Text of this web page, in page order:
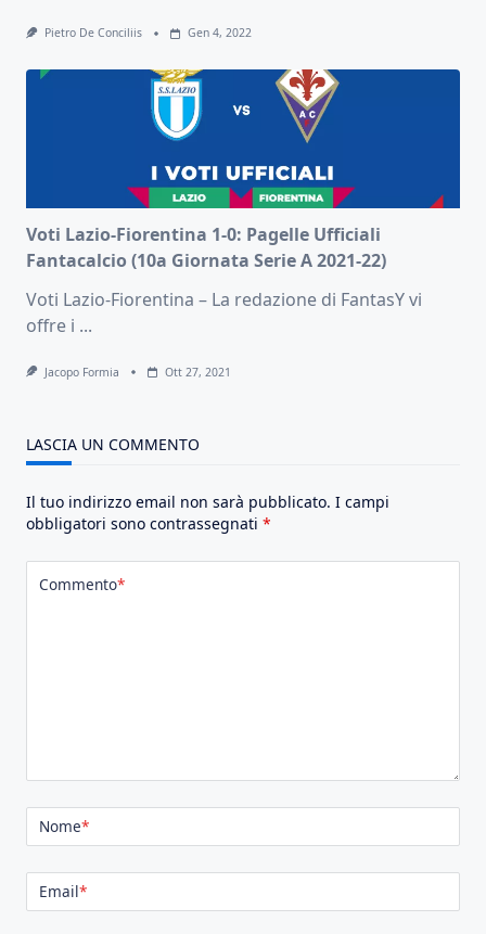
Pietro De Conciliis Gen 4, 2022
Voti Lazio-Fiorentina 1-0: Pagelle Ufficiali
Fantacalcio (10a Giornata Serie A 2021-22)
Voti Lazio-Fiorentina – La redazione di FantasY vi
offre i ...
Jacopo Formia Ott 27, 2021
LASCIA UN COMMENTO
Il tuo indirizzo email non sarà pubblicato. I campi
obbligatori sono contrassegnati *
Commento*
Nome*
Email*